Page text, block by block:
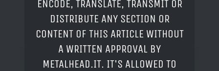
ENCODE, TRANSLATE, TRANSMIT OR
DISTRIBUTE ANY SECTION OR
CONTENT OF THIS ARTICLE WITHOUT
A WRITTEN APPROVAL BY
METALHEAD.IT. IT'S ALLOWED TO